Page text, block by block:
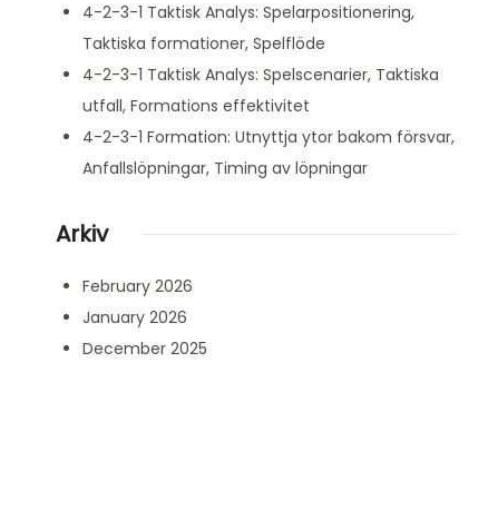
4-2-3-1 Taktisk Analys: Spelarpositionering,
Taktiska formationer, Spelflöde
4-2-3-1 Taktisk Analys: Spelscenarier, Taktiska
utfall, Formations effektivitet
4-2-3-1 Formation: Utnyttja ytor bakom försvar,
Anfallslöpningar, Timing av löpningar
Arkiv
February 2026
January 2026
December 2025